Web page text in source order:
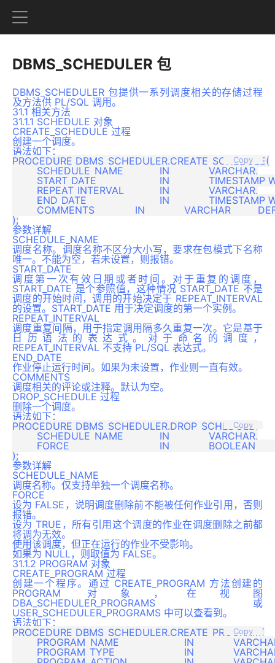
DBMS_SCHEDULER 包
DBMS_SCHEDULER 包提供一系列调度相关的存储过程
及方法供 PL/SQL 调用。
31.1 相关方法
31.1.1 SCHEDULE 对象
CREATE_SCHEDULE 过程
创建一个调度。
语法如下：
Copy
PROCEDURE DBMS_SCHEDULER.CREATE_SCHEDULE(
参数详解
SCHEDULE_NAME
调度名称。调度名称不区分大小写，要求在包模式下名称
唯一。不能为空，若未设置，则报错。
START_DATE
调度第一次有效日期或者时间。对于重复的调度，
START_DATE 是个参照值，这种情况 START_DATE 不是
调度的开始时间，调用的开始决定于 REPEAT_INTERVAL
的设置。START_DATE 用于决定调度的第一个实例。
REPEAT_INTERVAL
调度重复间隔，用于指定调用隔多久重复一次。它是基于
日历语法的表达式。对于命名的调度，
REPEAT_INTERVAL 不支持 PL/SQL 表达式。
END_DATE
作业停止运行时间。如果为未设置，作业则一直有效。
COMMENTS
调度相关的评论或注释。默认为空。
DROP_SCHEDULE 过程
删除一个调度。
语法如下：
Copy
PROCEDURE DBMS_SCHEDULER.DROP_SCHEDULE(
参数详解
SCHEDULE_NAME
调度名称。仅支持单独一个调度名称。
FORCE
设为 FALSE，说明调度删除前不能被任何作业引用，否则
报错。
设为 TRUE，所有引用这个调度的作业在调度删除之前都
将调为无效。
使用该调度，但正在运行的作业不受影响。
如果为 NULL，则取值为 FALSE。
31.1.2 PROGRAM 对象
CREATE_PROGRAM 过程
创建一个程序。通过 CREATE_PROGRAM 方法创建的
PROGRAM 对象，在视图
DBA_SCHEDULER_PROGRAMS 或
USER_SCHEDULER_PROGRAMS 中可以查看到。
语法如下：
Copy
PROCEDURE DBMS_SCHEDULER.CREATE_PROGRAM(